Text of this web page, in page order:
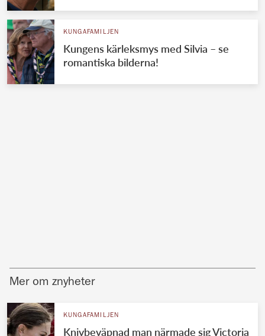
KUNGAFAMILJEN
Kungens kärleksmys med Silvia – se
romantiska bilderna!
Mer om znyheter
KUNGAFAMILJEN
Knivbeväpnad man närmade sig Victoria